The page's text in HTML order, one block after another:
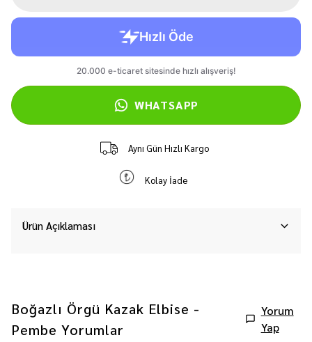
WHATSAPP
Aynı Gün Hızlı Kargo
Kolay İade
Ürün Açıklaması
Boğazlı Örgü Kazak Elbise -
Pembe Yorumlar
Yorum
Yap